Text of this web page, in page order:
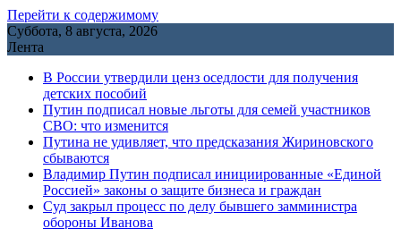
Перейти к содержимому
Суббота, 8 августа, 2026
Лента
В России утвердили ценз оседлости для получения
детских пособий
Путин подписал новые льготы для семей участников
СВО: что изменится
Путина не удивляет, что предсказания Жириновского
сбываются
Владимир Путин подписал инициированные «Единой
Россией» законы о защите бизнеса и граждан
Cуд закрыл процесс по делу бывшего замминистра
обороны Иванова